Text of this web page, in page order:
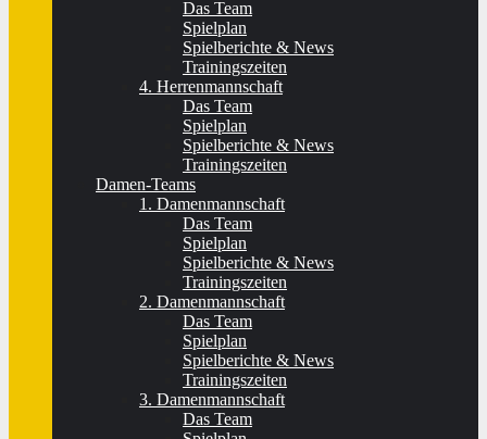
Das Team
Spielplan
Spielberichte & News
Trainingszeiten
4. Herrenmannschaft
Das Team
Spielplan
Spielberichte & News
Trainingszeiten
Damen-Teams
1. Damenmannschaft
Das Team
Spielplan
Spielberichte & News
Trainingszeiten
2. Damenmannschaft
Das Team
Spielplan
Spielberichte & News
Trainingszeiten
3. Damenmannschaft
Das Team